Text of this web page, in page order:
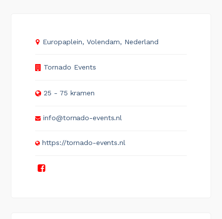
Europaplein, Volendam, Nederland
Tornado Events
25 - 75 kramen
info@tornado-events.nl
https://tornado-events.nl